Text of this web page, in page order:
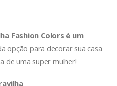
Fashion Colors é um
opção para decorar sua casa
de uma super mulher!